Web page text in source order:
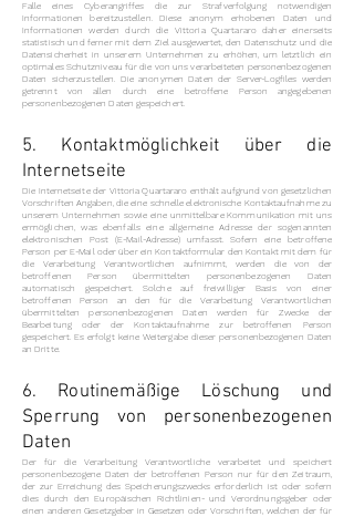
Falle eines Cyberangriffes die zur Strafverfolgung notwendigen
Informationen bereitzustellen. Diese anonym erhobenen Daten und
Informationen werden durch die Vittoria Quartararo daher einerseits
statistisch und ferner mit dem Ziel ausgewertet, den Datenschutz und die
Datensicherheit in unserem Unternehmen zu erhöhen, um letztlich ein
optimales Schutzniveau für die von uns verarbeiteten personenbezogenen
Daten sicherzustellen. Die anonymen Daten der Server-Logfiles werden
getrennt von allen durch eine betroffene Person angegebenen
personenbezogenen Daten gespeichert.
5. Kontaktmöglichkeit über die
Internetseite
Die Internetseite der Vittoria Quartararo enthält aufgrund von gesetzlichen
Vorschriften Angaben, die eine schnelle elektronische Kontaktaufnahme zu
unserem Unternehmen sowie eine unmittelbare Kommunikation mit uns
ermöglichen, was ebenfalls eine allgemeine Adresse der sogenannten
elektronischen Post (E-Mail-Adresse) umfasst. Sofern eine betroffene
Person per E-Mail oder über ein Kontaktformular den Kontakt mit dem für
die Verarbeitung Verantwortlichen aufnimmt, werden die von der
betroffenen Person übermittelten personenbezogenen Daten
automatisch gespeichert. Solche auf freiwilliger Basis von einer
betroffenen Person an den für die Verarbeitung Verantwortlichen
übermittelten personenbezogenen Daten werden für Zwecke der
Bearbeitung oder der Kontaktaufnahme zur betroffenen Person
gespeichert. Es erfolgt keine Weitergabe dieser personenbezogenen Daten
an Dritte.
6. Routinemäßige Löschung und
Sperrung von personenbezogenen
Daten
Der für die Verarbeitung Verantwortliche verarbeitet und speichert
personenbezogene Daten der betroffenen Person nur für den Zeitraum,
der zur Erreichung des Speicherungszwecks erforderlich ist oder sofern
dies durch den Europäischen Richtlinien- und Verordnungsgeber oder
einen anderen Gesetzgeber in Gesetzen oder Vorschriften, welchen der für